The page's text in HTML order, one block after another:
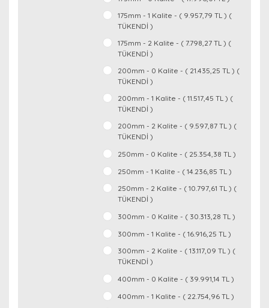
175mm - 1 Kalite - ( 9.957,79 TL ) (
TÜKENDİ )
175mm - 2 Kalite - ( 7.798,27 TL ) (
TÜKENDİ )
200mm - 0 Kalite - ( 21.435,25 TL ) (
TÜKENDİ )
200mm - 1 Kalite - ( 11.517,45 TL ) (
TÜKENDİ )
200mm - 2 Kalite - ( 9.597,87 TL ) (
TÜKENDİ )
250mm - 0 Kalite - ( 25.354,38 TL )
250mm - 1 Kalite - ( 14.236,85 TL )
250mm - 2 Kalite - ( 10.797,61 TL ) (
TÜKENDİ )
300mm - 0 Kalite - ( 30.313,28 TL )
300mm - 1 Kalite - ( 16.916,25 TL )
300mm - 2 Kalite - ( 13.117,09 TL ) (
TÜKENDİ )
400mm - 0 Kalite - ( 39.991,14 TL )
400mm - 1 Kalite - ( 22.754,96 TL )